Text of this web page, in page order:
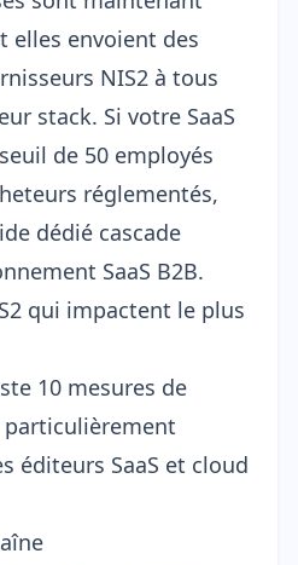
elles envoient des
NIS2 à tous
stack. Si votre SaaS
de 50 employés
réglementés,
dédié cascade
SaaS B2B.
qui impactent le plus
10 mesures de
éditeurs SaaS et cloud